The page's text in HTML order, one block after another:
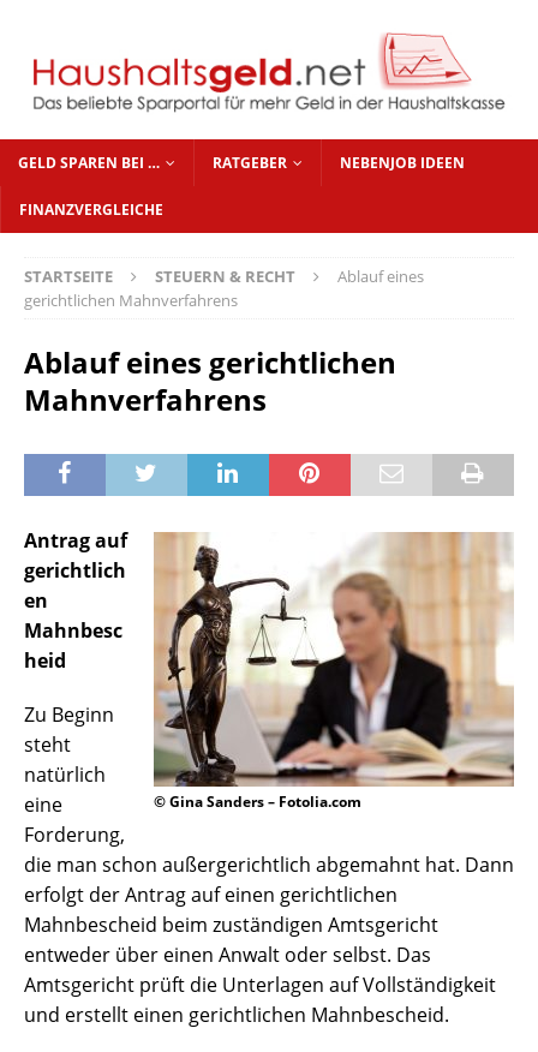
GELD SPAREN BEI … RATGEBER NEBENJOB IDEEN
FINANZVERGLEICHE
STARTSEITE STEUERN & RECHT
Ablauf eines
gerichtlichen Mahnverfahrens
Ablauf eines gerichtlichen
Mahnverfahrens
© Gina Sanders – Fotolia.com
Antrag auf
gerichtlich
en
Mahnbesc
heid
Zu Beginn
steht
natürlich
eine
Forderung,
die man schon außergerichtlich abgemahnt hat. Dann
erfolgt der Antrag auf einen gerichtlichen
Mahnbescheid beim zuständigen Amtsgericht
entweder über einen Anwalt oder selbst. Das
Amtsgericht prüft die Unterlagen auf Vollständigkeit
und erstellt einen gerichtlichen Mahnbescheid.